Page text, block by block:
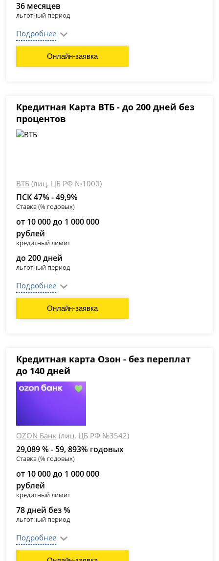
36 месяцев
льготный период
Подробнее
Онлайн-заявка
Кредитная Карта ВТБ - до 200 дней без
процентов
ВТБ (лиц. ЦБ РФ №1000)
ПСК 47% - 49,9%
Ставка (% годовых)
от 10 000 до 1 000 000
рублей
кредитный лимит
до 200 дней
льготный период
Подробнее
Онлайн-заявка
Кредитная карта Озон - без переплат
до 140 дней
OZON Банк (лиц. ЦБ РФ №3542)
29,089 % - 59, 893% годовых
Ставка (% годовых)
от 10 000 до 1 000 000
рублей
кредитный лимит
78 дней без %
льготный период
Подробнее